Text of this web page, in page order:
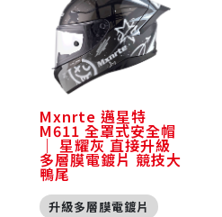
Mxnrte 邁星特
M611 全罩式安全帽
｜ 星耀灰 直接升級
多層膜電鍍片 競技大
鴨尾
升級多層膜電鍍片